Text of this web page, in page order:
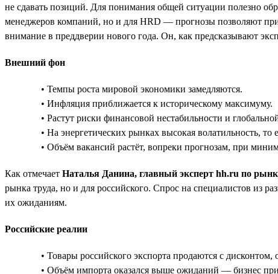
не сдавать позиций. Для понимания общей ситуации полезно
менеджеров компаний, но и для HRD — прогнозы позволяют
внимание в преддверии нового года. Он, как предсказывают
Внешний фон
• Темпы роста мировой экономики замедляются.
• Инфляция приближается к историческому максимуму.
• Растут риски финансовой нестабильности и
• На энергетических рынках высокая волатильность,
• Объём вакансий растёт, вопреки прогнозам, при
Как отмечает Наталья Данина, главный эксперт hh.ru по
рынка труда, но и для российского. Спрос на специалистов из
их ожиданиям.
Российские реалии
• Товары российского экспорта продаются с
• Объём импорта оказался выше ожиданий — бизнес